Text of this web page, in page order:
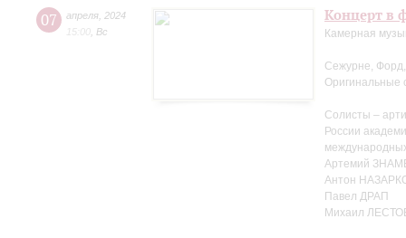
07 апреля 2024
15:00 Вс
Концерт в
Камерная
Сежурне,
Оригинальные
Солисты –
России
Артемий
Антон
Павел ДРАП
Михаил